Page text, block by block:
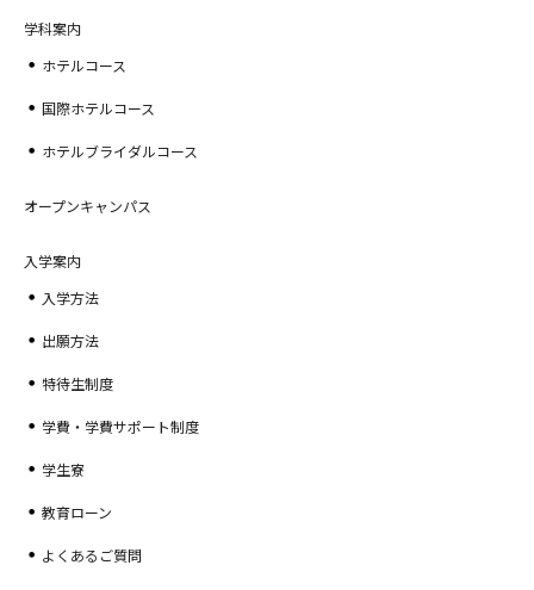
学科案内
ホテルコース
国際ホテルコース
ホテルブライダルコース
オープンキャンパス
入学案内
入学方法
出願方法
特待生制度
学費・学費サポート制度
学生寮
教育ローン
よくあるご質問